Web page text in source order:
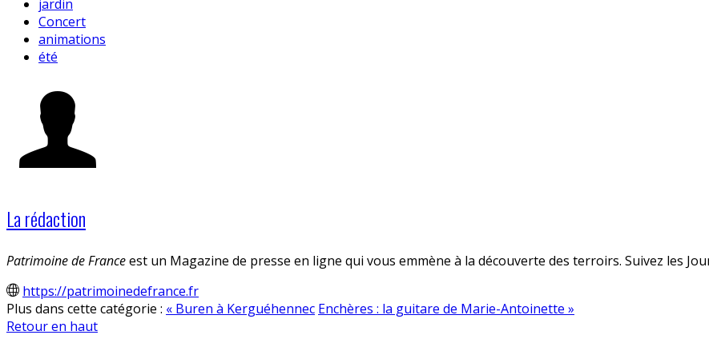
jardin
Concert
animations
été
La rédaction
Patrimoine de Franceest un Magazine de presse en ligne qui vous emmène à la découverte des terroirs. Suivez les
https://patrimoinedefrance.fr
Plus dans cette catégorie : « Buren à Kerguéhennec Enchères : la guitare de Marie-Antoinette »
Retour en haut